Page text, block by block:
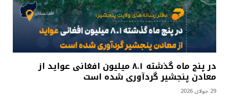
در پنج ماه گذشته ۸.۱ میلیون افغانی عواید از
معادن پنجشیر گردآوری شده است
29 جولای 2026